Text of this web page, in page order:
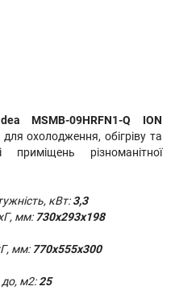
MSMB-09HRFN1-Q ION
для охолодження, обігріву та
різноманітної
кВт:3,3
мм: 730x293x198
, мм: 770x555x300
до, м2:25